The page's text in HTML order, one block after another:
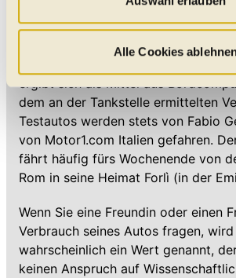
"Auswahl erlauben" können Sie selbst
welche Kategorien Sie zulassen
Daten verarbeitet, für die Sie uns Ihr
geben. Bitte beachten Sie, dass durch
Einschränkung womöglich nicht mehr
Funktionalitäten der Website zur
können die Einstellungen jederzeit in
Datenschutzerklärunganpassen.
Alle Cookies
Verbrauch errechnet.
ergibt sich als Mittel aus
dem an der Tankstelle ermittelten
Testautos werden stets von Fabio
von Motor1.com Italien gefahren.
fährt häufig fürs Wochenende von
Rom in seine Heimat Forlì (in der
Wenn Sie eine Freundin oder einen
Verbrauch seines Autos fragen, wird
wahrscheinlich ein Wert genannt,
keinen Anspruch auf